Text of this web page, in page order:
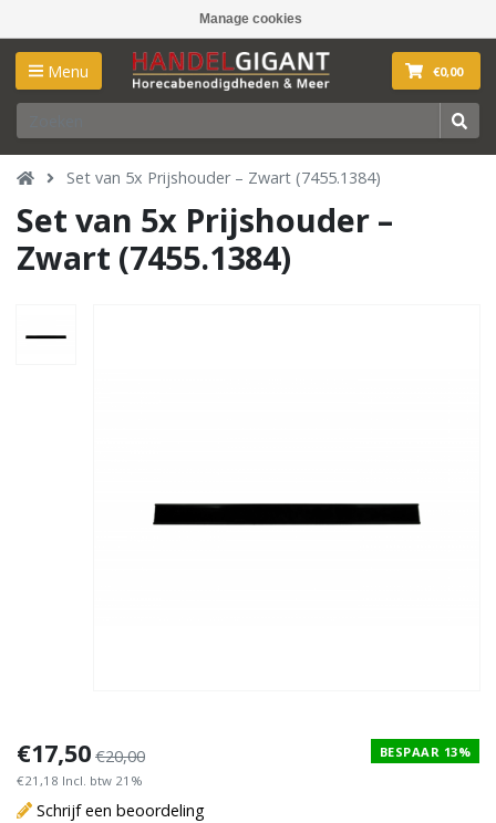
Manage cookies
Menu €0,00
Set van 5x Prijshouder – Zwart (7455.1384)
Set van 5x Prijshouder –
Zwart (7455.1384)
€17,50 €20,00
€21,18 Incl. btw 21%
BESPAAR 13%
Schrijf een beoordeling